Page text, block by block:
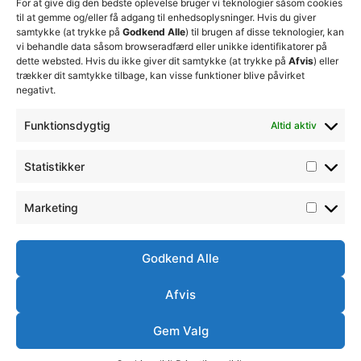
For at give dig den bedste oplevelse bruger vi teknologier såsom cookies
til at gemme og/eller få adgang til enhedsoplysninger. Hvis du giver
samtykke (at trykke på Godkend Alle) til brugen af disse teknologier, kan
vi behandle data såsom browseradfærd eller unikke identifikatorer på
dette websted. Hvis du ikke giver dit samtykke (at trykke på Afvis) eller
trækker dit samtykke tilbage, kan visse funktioner blive påvirket
negativt.
Funktionsdygtig Altid aktiv
Statistikker
Marketing
Godkend Alle
Afvis
Gem Valg
99 19
19
Erhverv
Club 500
sikre
klubbens
fremtid
15. juli 2026
𝘀𝗽𝗶𝗹𝗹𝗲𝗿
17. april 2026
Velkommen
7. februar
Thisted
2026
HandelsbetingelserOrdensreglement
Simsoft